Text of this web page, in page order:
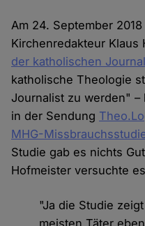
Am 24. September
Kirchenredakteur
der katholischen
katholische Theologie
Journalist zu werden"
in der Sendung
MHG-
Studie gab es nichts
Hofmeister versuchte
"Ja die Studie